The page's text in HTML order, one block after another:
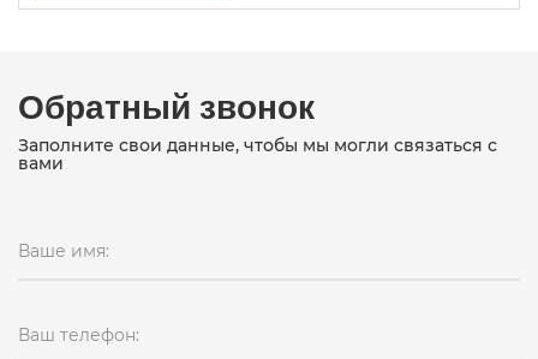
Обратный звонок
Заполните свои данные, чтобы мы могли связаться с
вами
Ваше имя:
Ваш телефон: